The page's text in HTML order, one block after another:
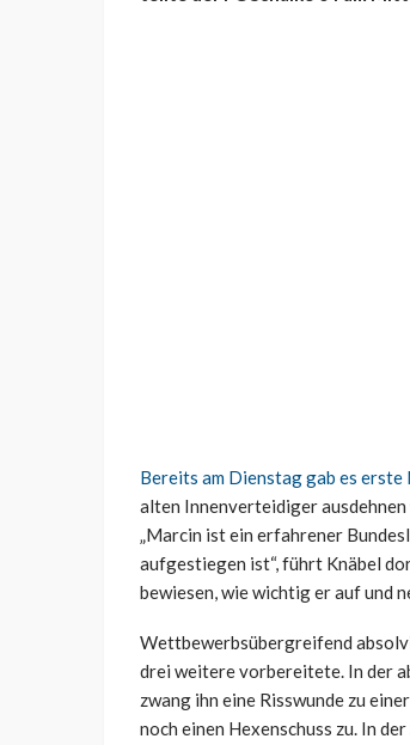
Bereits am Dienstag gab es erste
alten Innenverteidiger
„Marcin ist ein erfahrener
aufgestiegen ist“, führt Knäbel
bewiesen, wie wichtig er auf und
Wettbewerbsübergreifend
drei weitere vorbereitete. In der
zwang ihn eine Risswunde zu
noch einen Hexenschuss zu. In